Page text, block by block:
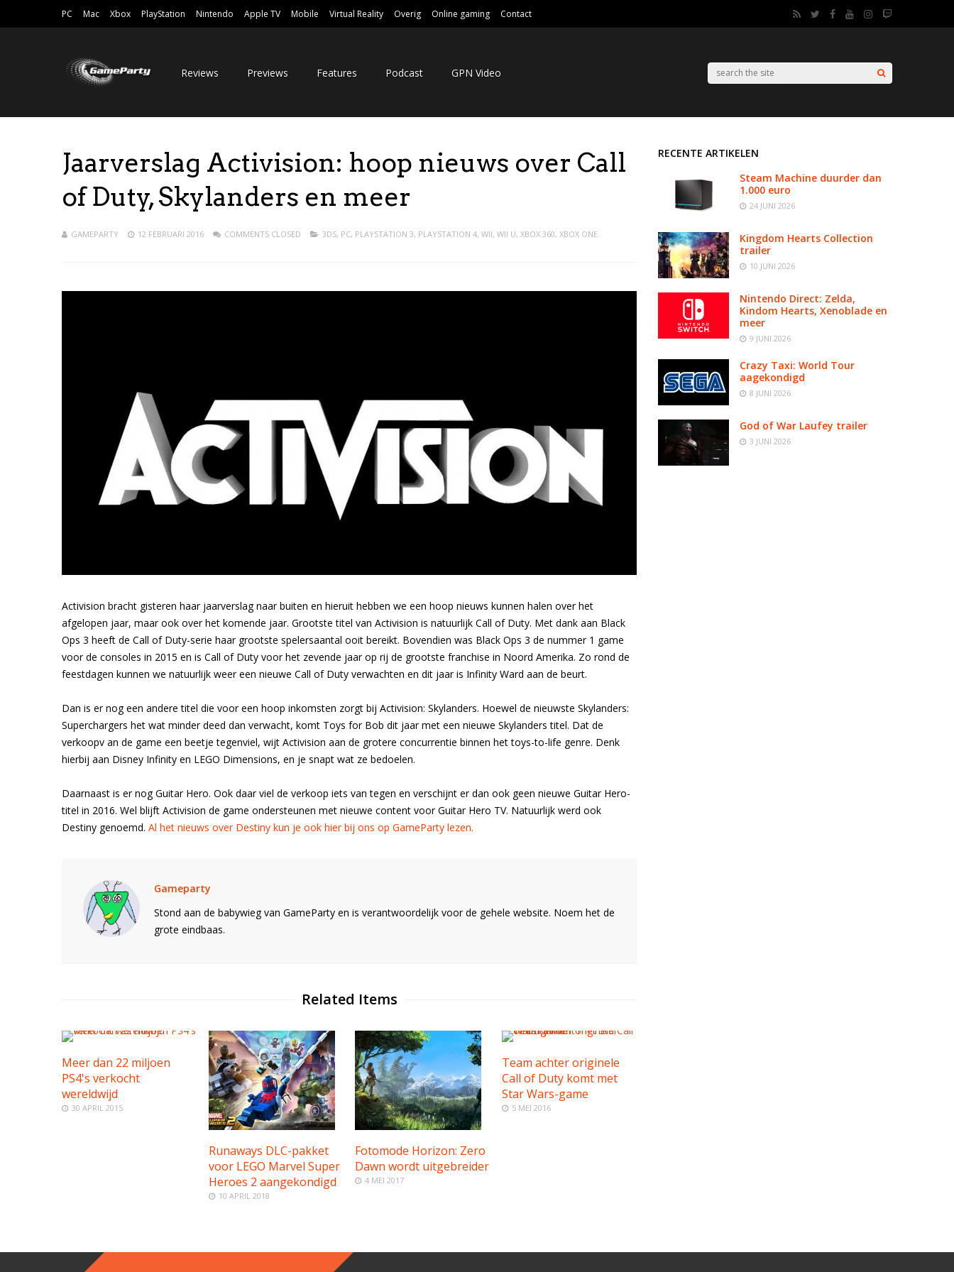
PC Mac Xbox PlayStation Nintendo Apple TV Mobile Virtual Reality Overig Online gaming Contact
Reviews Previews Features Podcast GPN Video
Jaarverslag Activision: hoop nieuws over Call
of Duty, Skylanders en meer
GAMEPARTY 12 FEBRUARI 2016 COMMENTS CLOSED 3DS, PC, PLAYSTATION 3, PLAYSTATION 4, WII, WII U, XBOX 360, XBOX ONE
Activision bracht gisteren haar jaarverslag naar buiten en hieruit hebben we een hoop nieuws kunnen halen over het
afgelopen jaar, maar ook over het komende jaar. Grootste titel van Activision is natuurlijk Call of Duty. Met dank aan Black
Ops 3 heeft de Call of Duty-serie haar grootste spelersaantal ooit bereikt. Bovendien was Black Ops 3 de nummer 1 game
voor de consoles in 2015 en is Call of Duty voor het zevende jaar op rij de grootste franchise in Noord Amerika. Zo rond de
feestdagen kunnen we natuurlijk weer een nieuwe Call of Duty verwachten en dit jaar is Infinity Ward aan de beurt.
Dan is er nog een andere titel die voor een hoop inkomsten zorgt bij Activision: Skylanders. Hoewel de nieuwste Skylanders:
Superchargers het wat minder deed dan verwacht, komt Toys for Bob dit jaar met een nieuwe Skylanders titel. Dat de
verkoopv an de game een beetje tegenviel, wijt Activision aan de grotere concurrentie binnen het toys-to-life genre. Denk
hierbij aan Disney Infinity en LEGO Dimensions, en je snapt wat ze bedoelen.
Daarnaast is er nog Guitar Hero. Ook daar viel de verkoop iets van tegen en verschijnt er dan ook geen nieuwe Guitar Hero-
titel in 2016. Wel blijft Activision de game ondersteunen met nieuwe content voor Guitar Hero TV. Natuurlijk werd ook
Destiny genoemd. Al het nieuws over Destiny kun je ook hier bij ons op GameParty lezen.
Gameparty
Stond aan de babywieg van GameParty en is verantwoordelijk voor de gehele website. Noem het de
grote eindbaas.
Related Items
Meer dan 22 miljoen
PS4's verkocht
wereldwijd
30 APRIL 2015
Runaways DLC-pakket
voor LEGO Marvel Super
Heroes 2 aangekondigd
10 APRIL 2018
Fotomode Horizon: Zero
Dawn wordt uitgebreider
4 MEI 2017
Team achter originele
Call of Duty komt met
Star Wars-game
5 MEI 2016
RECENTE ARTIKELEN
Steam Machine duurder dan
1.000 euro
24 JUNI 2026
Kingdom Hearts Collection
trailer
10 JUNI 2026
Nintendo Direct: Zelda,
Kindom Hearts, Xenoblade en
meer
9 JUNI 2026
Crazy Taxi: World Tour
aagekondigd
8 JUNI 2026
God of War Laufey trailer
3 JUNI 2026